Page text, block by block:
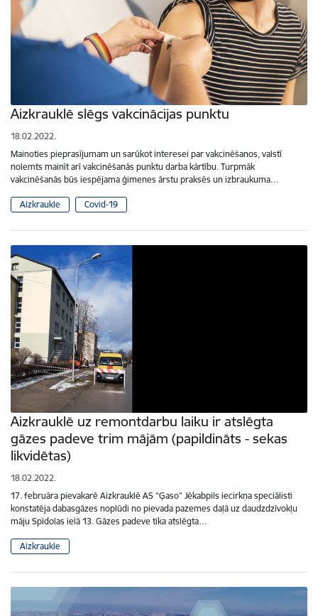
Aizkrauklē slēgs vakcinācijas punktu
18.02.2022.
Mainoties pieprasījumam un sarūkot interesei par vakcinēšanos, valstī
nolemts mainīt arī vakcinēšanās punktu darba kārtību. Turpmāk
vakcinēšanās būs iespējama ģimenes ārstu praksēs un izbraukuma…
Aizkraukle Covid-19
Aizkrauklē uz remontdarbu laiku ir atslēgta
gāzes padeve trim mājām (papildināts - sekas
likvidētas)
18.02.2022.
17. februāra pievakarē Aizkrauklē AS “Ģaso” Jēkabpils iecirkņa speciālisti
konstatēja dabasgāzes noplūdi no pievada pazemes daļā uz daudzdzīvokļu
māju Spīdolas ielā 13. Gāzes padeve tika atslēgta…
Aizkraukle